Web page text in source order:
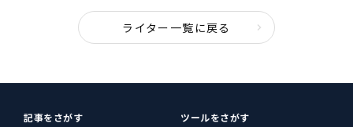
ライター一覧に戻る
記事をさがす
ツールをさがす